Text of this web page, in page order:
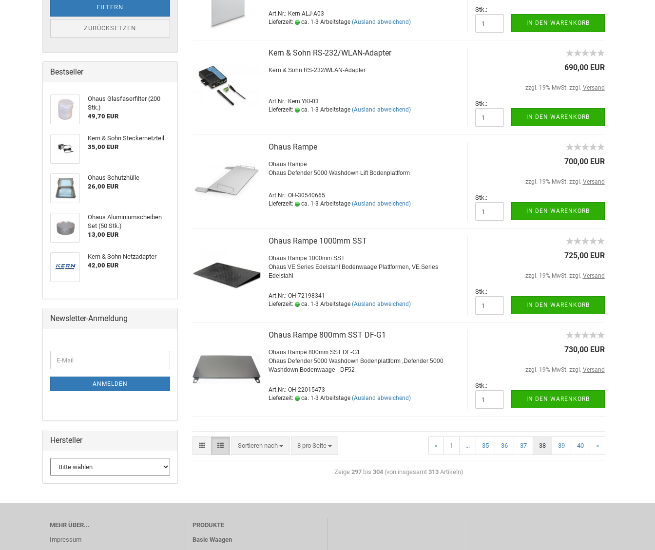
Art.Nr.: Kern ALJ-A03
Lieferzeit:
ca. 1-3 Arbeitstage (Ausland abweichend)
Stk.:
IN DEN WARENKORB
Kern & Sohn RS-232/WLAN-Adapter
Kern & Sohn RS-232/WLAN-Adapter
Art.Nr.: Kern YKI-03
Lieferzeit:
ca. 1-3 Arbeitstage (Ausland abweichend)
690,00 EUR
zzgl. 19% MwSt. zzgl. Versand
Stk.:
IN DEN WARENKORB
Ohaus Rampe
Ohaus Rampe
Ohaus Defender 5000 Washdown Lift Bodenplattform
Art.Nr.: OH-30540665
Lieferzeit:
ca. 1-3 Arbeitstage (Ausland abweichend)
700,00 EUR
zzgl. 19% MwSt. zzgl. Versand
Stk.:
IN DEN WARENKORB
Ohaus Rampe 1000mm SST
Ohaus Rampe 1000mm SST
Ohaus VE Series Edelstahl Bodenwaage Plattformen, VE Series
Edelstahl
Art.Nr.: OH-72198341
Lieferzeit:
ca. 1-3 Arbeitstage (Ausland abweichend)
725,00 EUR
zzgl. 19% MwSt. zzgl. Versand
Stk.:
IN DEN WARENKORB
Ohaus Rampe 800mm SST DF-G1
Ohaus Rampe 800mm SST DF-G1
Ohaus Defender 5000 Washdown Bodenplattform ,Defender 5000
Washdown Bodenwaage - DF52
Art.Nr.: OH-22015473
Lieferzeit:
ca. 1-3 Arbeitstage (Ausland abweichend)
730,00 EUR
zzgl. 19% MwSt. zzgl. Versand
Stk.:
IN DEN WARENKORB
Sortieren nach 8 pro Seite « 1 ... 35 36 37 38 39 40 »
Zeige 297bis 304(von insgesamt 313Artikeln)
FILTERN
ZURÜCKSETZEN
Bestseller
Ohaus Glasfaserfilter (200
Stk.)
49,70 EUR
Kern & Sohn Steckernetzteil
35,00 EUR
Ohaus Schutzhülle
26,00 EUR
Ohaus Aluminiumscheiben
Set (50 Stk.)
13,00 EUR
Kern & Sohn Netzadapter
42,00 EUR
Newsletter-Anmeldung
ANMELDEN
Hersteller
MEHR ÜBER...
Impressum
PRODUKTE
Basic Waagen